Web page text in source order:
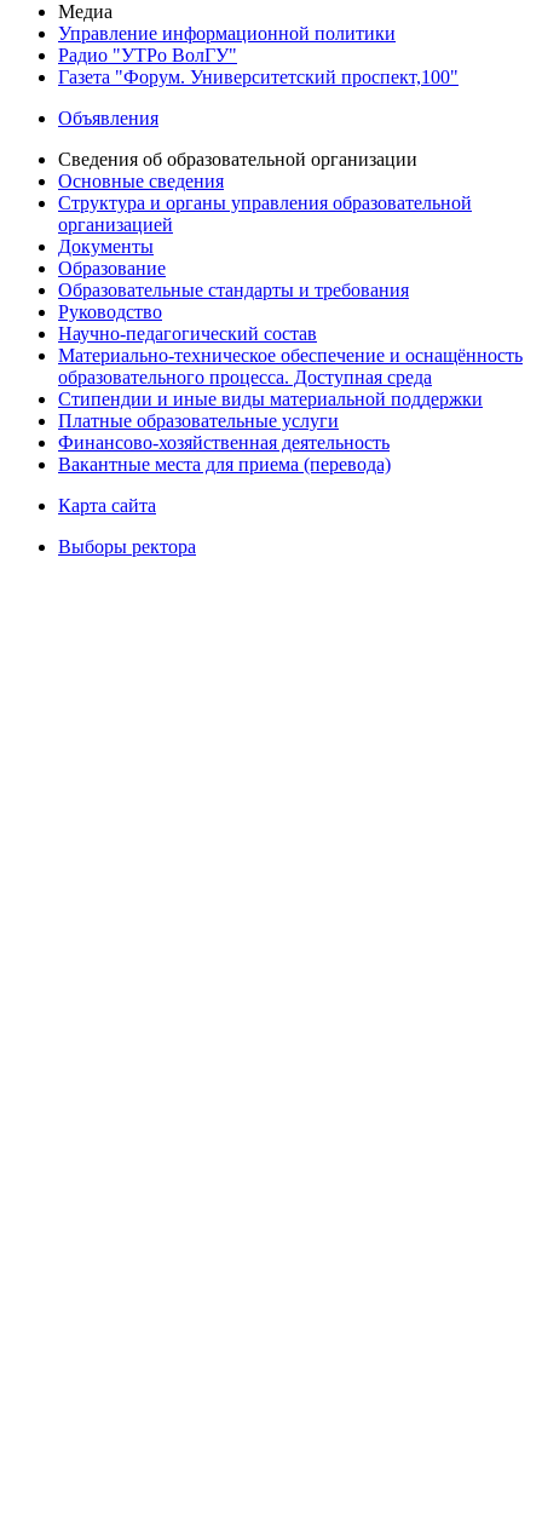
Медиа
Управление информационной политики
Радио "УТРо ВолГУ"
Газета "Форум. Университетский проспект,100"
Объявления
Сведения об образовательной организации
Основные сведения
Структура и органы управления образовательной
организацией
Документы
Образование
Образовательные стандарты и требования
Руководство
Научно-педагогический состав
Материально-техническое обеспечение и оснащённость
образовательного процесса. Доступная среда
Стипендии и иные виды материальной поддержки
Платные образовательные услуги
Финансово-хозяйственная деятельность
Вакантные места для приема (перевода)
Карта сайта
Выборы ректора